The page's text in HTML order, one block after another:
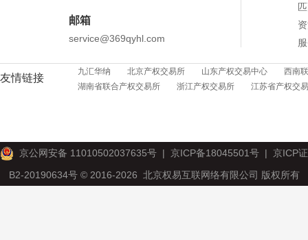
邮箱
service@369qyhl.com
友情链接
九汇华纳 北京产权交易所 山东产权交易中心
西南
湖南省联合产权交易所
浙江产权交易所 江苏省产权交
京公网安备 11010502037635号 | 京ICP备18045501号 | 京ICP证
B2-20190634号© 2016-2026 北京权易互联网络有限公司 版权所有